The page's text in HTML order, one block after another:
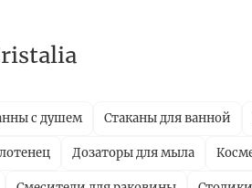
с душем Стаканы для ванной
Дозаторы для мыла